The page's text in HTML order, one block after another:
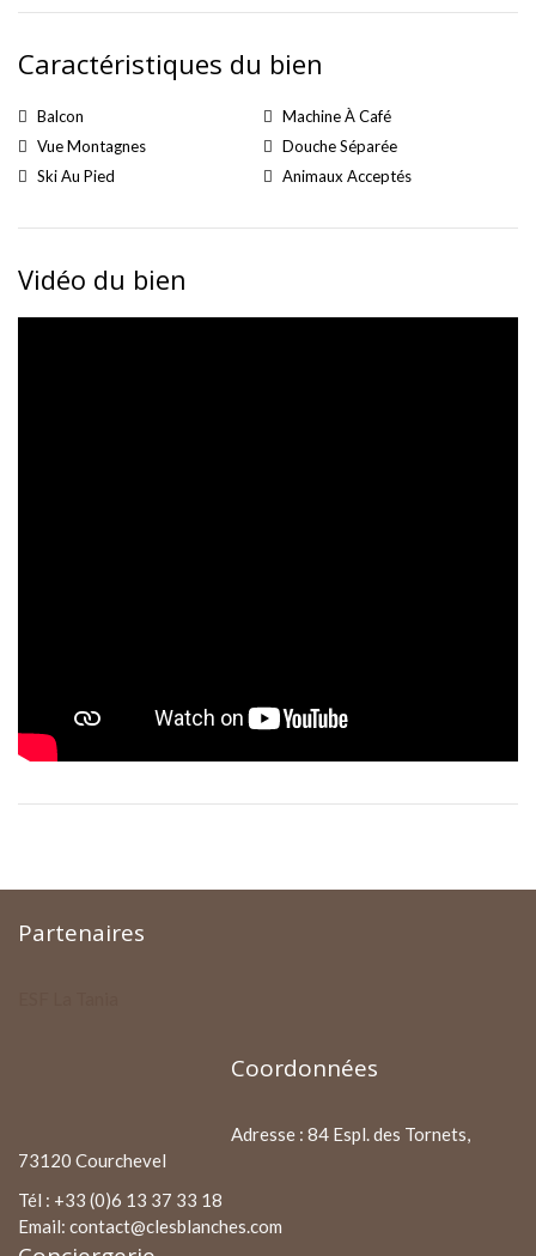
Caractéristiques du bien
Balcon
Machine À Café
Vue Montagnes
Douche Séparée
Ski Au Pied
Animaux Acceptés
Vidéo du bien
Partenaires
Coordonnées
Adresse : 84 Espl. des Tornets,
73120 Courchevel
Tél : +33 (0)6 13 37 33 18
Email: contact@clesblanches.com